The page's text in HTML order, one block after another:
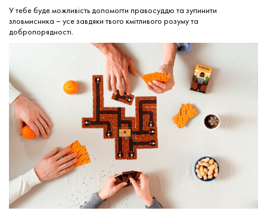
У тебе буде можливість допомогти правосуддю та зупинити
зловмисника – усе завдяки твого кмітливого розуму та
добропорядності.